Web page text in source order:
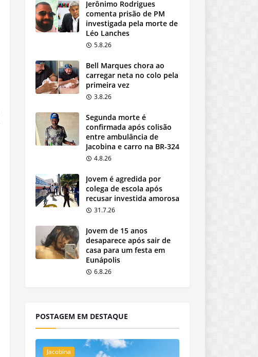
Jerônimo Rodrigues
comenta prisão de PM
investigada pela morte de
Léo Lanches
5.8.26
Bell Marques chora ao
carregar neta no colo pela
primeira vez
3.8.26
Segunda morte é
confirmada após colisão
entre ambulância de
Jacobina e carro na BR-324
4.8.26
Jovem é agredida por
colega de escola após
recusar investida amorosa
31.7.26
Jovem de 15 anos
desaparece após sair de
casa para um festa em
Eunápolis
6.8.26
POSTAGEM EM DESTAQUE
Jacobina